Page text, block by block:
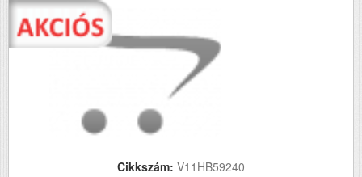
Cikkszám: V11HB59240